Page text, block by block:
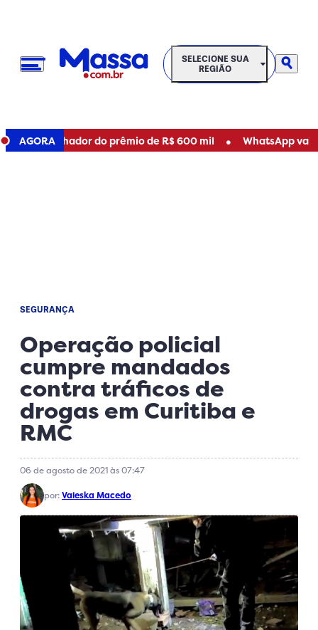
SELECIONE SUA REGIÃO
SELECIONE SUA
REGIÃO
AGORA
ganhador do prêmio de R$ 600 mil • WhatsApp vai
SEGURANÇA
Operação policial
cumpre mandados
contra tráficos de
drogas em Curitiba e
RMC
06 de agosto de 2021 às 07:47
por:Valeska Macedo